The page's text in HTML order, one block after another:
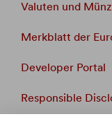
Valuten und
Merkblatt der
Developer Portal
Responsible